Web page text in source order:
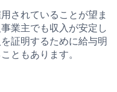
されていることが望ま
業主でも収入が安定し
証明するために給与明
ともあります。